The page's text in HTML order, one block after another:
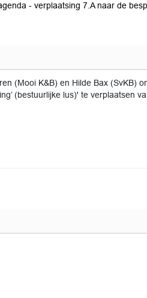
- verplaatsing 7.A naar de
(Mooi K&B) en Hilde Bax (SvKB)
(bestuurlijke lus)' te verplaatsen